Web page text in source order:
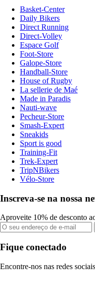
Basket-Center
Daily Bikers
Direct Running
Direct-Volley
Espace Golf
Foot-Store
Galope-Store
Handball-Store
House of Rugby
La sellerie de Maé
Made in Paradis
Nauti-wave
Pecheur-Store
Smash-Expert
Sneakids
Sport is good
Training-Fit
Trek-Expert
TripNBikers
Vélo-Store
Inscreva-se na nossa
Aproveite 10% de desconto
Fique conectado
Encontre-nos nas redes sociais